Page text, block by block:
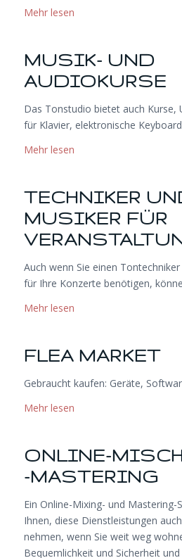
Mehr lesen
MUSIK- UND
AUDIOKURSE
Das Tonstudio bietet auch Kurse,
für Klavier, elektronische
Mehr lesen
TECHNIKER
MUSIKER FÜR
Auch wenn Sie einen
für Ihre Konzerte benötigen,
Mehr lesen
FLEA MARKET
Gebraucht kaufen: Geräte,
Mehr lesen
ONLINE-
-MASTERING
Ein Online-Mixing- und Mastering-
Ihnen, diese Dienstleistungen
nehmen, wenn Sie weit weg
Bequemlichkeit und Sicherheit